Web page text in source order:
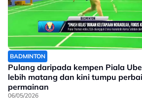
BADMINTON
Pulang daripada kempen Piala
lebih matang dan kini tumpu
permainan
06/05/2026